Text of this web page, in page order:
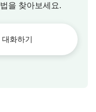
을 찾아보세요.
화하기